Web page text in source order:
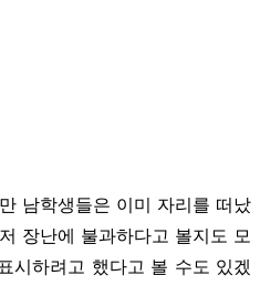
남학생들은 이미 자리를 떠났
장난에 불과하다고 볼지도 모
시하려고 했다고 볼 수도 있겠